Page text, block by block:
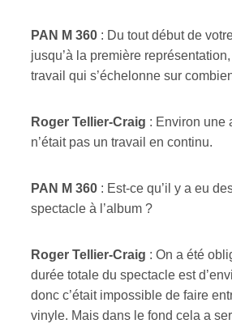
PAN M 360 : Du tout début de
jusqu’à la première
travail qui s’échelonne sur
Roger Tellier-Craig : Environ une
n’était pas un travail en continu.
PAN M 360 : Est-ce qu’il y a eu
spectacle à l’album ?
Roger Tellier-Craig : On a été
durée totale du spectacle est
donc c’était impossible de faire
vinyle. Mais dans le fond cela a